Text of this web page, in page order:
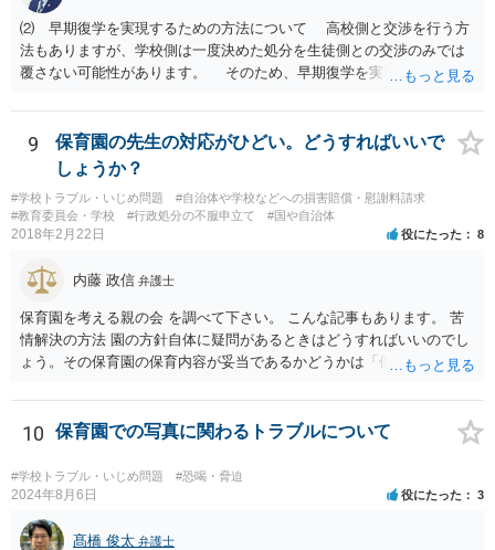
が、全課程を修了したという事実について記載されており、卒業式時
点では、そのこと自体は過去の事実として間違いないので、卒業証書
自体の無効かどうかという法的な効力を議論するものではないでしょ
う。 問題は、証書そのものではなく、在学中に何らかの問題を起こし
⑵ 早期復学を実現するための方法について 高校側と交渉を行う方
法もありますが、学校側は一度決めた処分を生徒側との交渉のみでは
覆さない可能性があります。 そのため、早期復学を実現するための
（なお、退学勧告に従わない場合には、一定期間の経過等をもって退
学となる等の取り扱いになっている可能性があるため、高校側に懲戒
処罰の根拠規定等を明らかにさせる必要もあるでしょう）。 申立て
に理由があると認められれば裁判所によって仮処分命令が発せられる
ことになります（早ければ申立てから１か月以内に仮処分命令を得ら
れる場合もあります）。 仮処分の審理の過程で裁判所が学校側に生
認めさせる内容の和解によって解決が図られることもあります。 い
ずれにしても、学校問題に取り組んでいる弁護士に直接相談なさって
みることもご検討下さい。
9
保育園の先生の対応がひどい。どうすればいいで
しょうか？
#学校トラブル・いじめ問題
#自治体や学校などへの損害賠償・慰謝料請求
#教育委員会・学校
#行政処分の不服申立て #国や自治体
2018年2月22日 役にたった 8
内藤 政信 弁護士
保育園を考える親の会 を調べて下さい。 こんな記事もあります。 苦
情解決の方法 園の方針自体に疑問があるときはどうすればいいのでし
ょう。その保育園の保育内容が妥当であるかどうかは「保育所保育指
だけで問題が解決できずにこじれた時には、苦情を文書にして保育園
に提出しましょう。園は保護者の苦情に耳を傾けなくてはならないと
三）。さらに苦情解決のための第三者委員を施設ごとにおくことも指
導されています。 保育園との相談や交渉で解決できない時には、区市
町村の担当課に苦情を上げることになります。また、都道府県には
「福祉サービス運営適正化委員会」が設置されています。 認可保育所
10 保育園での写真に関わるトラブルについて
#学校トラブル・いじめ問題 #恐喝・脅迫
2024年8月6日 役にたった 3
髙橋 俊太 弁護士